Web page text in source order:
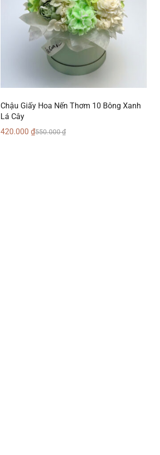
Chậu Giấy Hoa Nến Thơm 10 Bông Xanh
Lá Cây
550.000₫
420.000 ₫